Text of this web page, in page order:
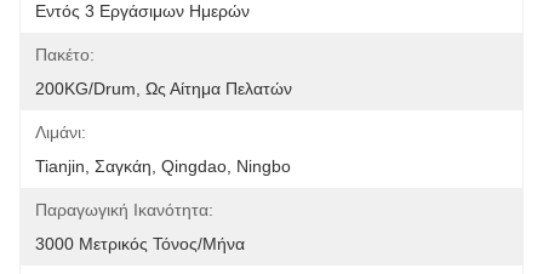
Εντός 3 Εργάσιμων Ημερών
Πακέτο:
200KG/Drum, Ως Αίτημα Πελατών
Λιμάνι:
Tianjin, Σαγκάη, Qingdao, Ningbo
Παραγωγική Ικανότητα:
3000 Μετρικός Τόνος/μήνα